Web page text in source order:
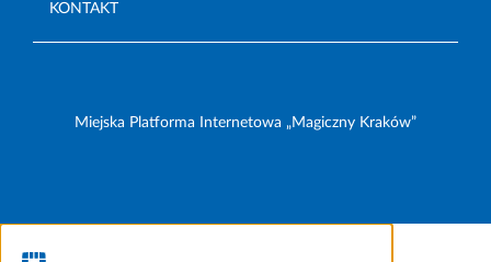
KONTAKT
Miejska Platforma Internetowa „Magiczny Kraków”